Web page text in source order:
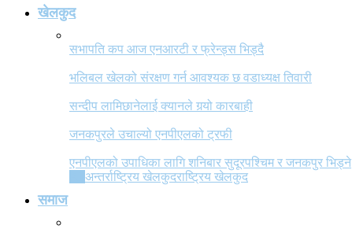
खेलकुद
सभापति कप आज एनआरटी र फ्रेन्ड्स भिड्दै
भलिबल खेलको संरक्षण गर्न आवश्यक छ वडाध्यक्ष तिवारी
सन्दीप लामिछानेलाई क्यानले गर्‍यो कारबाही
जनकपुरले उचाल्यो एनपीएलको ट्रफी
एनपीएलको उपाधिका लागि शनिबार सुदूरपश्चिम र जनकपुर भिड्ने
अन्तर्राष्ट्रिय खेलकुदराष्ट्रिय खेलकुद
समाज